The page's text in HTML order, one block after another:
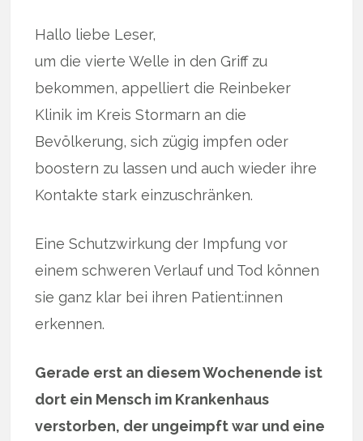
Hallo liebe Leser,
um die vierte Welle in den Griff zu
bekommen, appelliert die Reinbeker
Klinik im Kreis Stormarn an die
Bevölkerung, sich zügig impfen oder
boostern zu lassen und auch wieder ihre
Kontakte stark einzuschränken.
Eine Schutzwirkung der Impfung vor
einem schweren Verlauf und Tod können
sie ganz klar bei ihren Patient:innen
erkennen.
Gerade erst an diesem Wochenende ist
dort ein Mensch im Krankenhaus
verstorben, der ungeimpft war und eine